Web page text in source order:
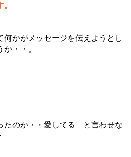
何かがメッセージを伝えようとし
・・。
のか・・愛してる と言わせな